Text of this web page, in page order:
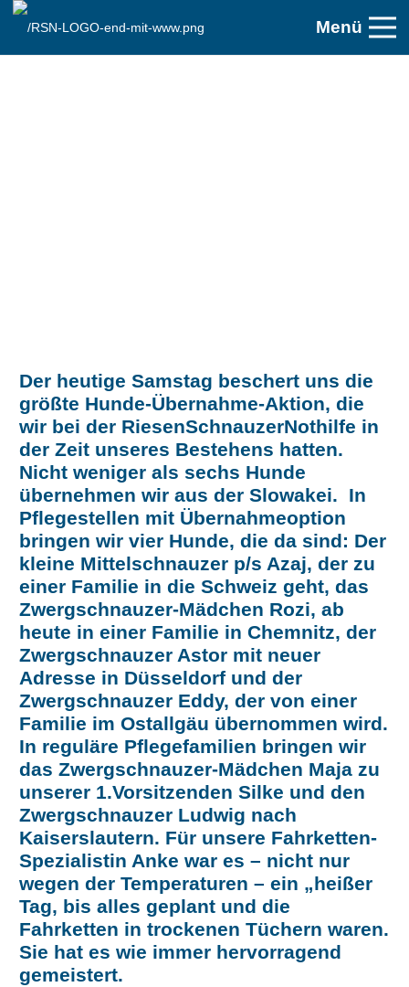
Menü
Der heutige Samstag beschert uns die
größte Hunde-Übernahme-Aktion, die
wir bei der RiesenSchnauzerNothilfe in
der Zeit unseres Bestehens hatten.
Nicht weniger als sechs Hunde
übernehmen wir aus der Slowakei. In
Pflegestellen mit Übernahmeoption
bringen wir vier Hunde, die da sind: Der
kleine Mittelschnauzer p/s Azaj, der zu
einer Familie in die Schweiz geht, das
Zwergschnauzer-Mädchen Rozi, ab
heute in einer Familie in Chemnitz, der
Zwergschnauzer Astor mit neuer
Adresse in Düsseldorf und der
Zwergschnauzer Eddy, der von einer
Familie im Ostallgäu übernommen wird.
In reguläre Pflegefamilien bringen wir
das Zwergschnauzer-Mädchen Maja zu
unserer 1.Vorsitzenden Silke und den
Zwergschnauzer Ludwig nach
Kaiserslautern. Für unsere Fahrketten-
Spezialistin Anke war es – nicht nur
wegen der Temperaturen – ein „heißer
Tag, bis alles geplant und die
Fahrketten in trockenen Tüchern waren.
Sie hat es wie immer hervorragend
gemeistert.